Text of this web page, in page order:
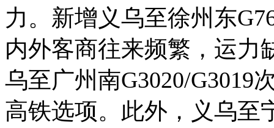
力。新增义乌至徐州东
内外客商往来频繁，运力
乌至广州南G3020/G3019
高铁选项。此外，义乌至